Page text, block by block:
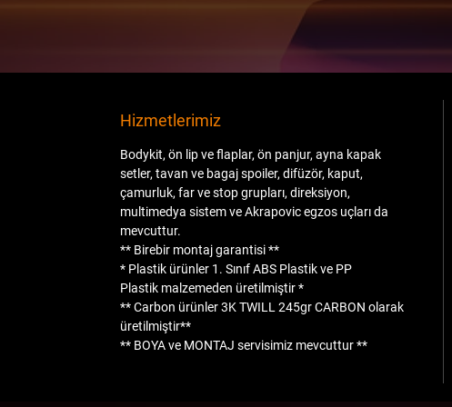
Hizmetlerimiz
Bodykit, ön lip ve flaplar, ön panjur, ayna kapak
setler, tavan ve bagaj spoiler, difüzör, kaput,
çamurluk, far ve stop grupları, direksiyon,
multimedya sistem ve Akrapovic egzos uçları da
mevcuttur.
** Birebir montaj garantisi **
* Plastik ürünler 1. Sınıf ABS Plastikve PP
Plastik malzemeden üretilmiştir *
** Carbon ürünler3K TWILL 245gr CARBON olarak
üretilmiştir**
** BOYAve MONTAJ servisimiz mevcuttur **